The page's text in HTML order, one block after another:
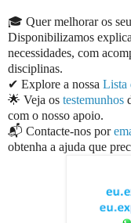
🎓 Quer melhorar os
Disponibilizamos
necessidades, com
disciplinas.
✔ Explore a nossa Lista
🌟 Veja os testemunhos
com o nosso apoio.
📬 Contacte-nos por
obtenha a ajuda que